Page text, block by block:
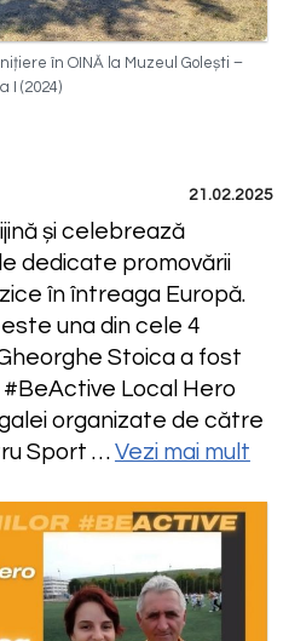
în OINĂ la Muzeul Golești –
I (2024)
21.02.2025
și celebrează
dedicate promovării
în întreaga Europă.
una din cele 4
Stoica a fost
Local Hero
organizate de către
Sport … Vezi mai mult